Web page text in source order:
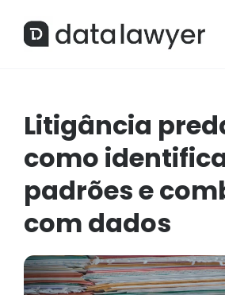
Litigância
como
padrões e
com dados